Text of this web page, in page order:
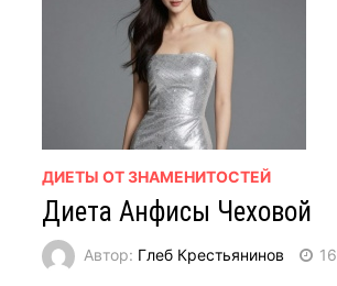
ДИЕТЫ ОТ ЗНАМЕНИТОСТЕЙ
Диета Анфисы Чеховой
Автор: Глеб Крестьянинов